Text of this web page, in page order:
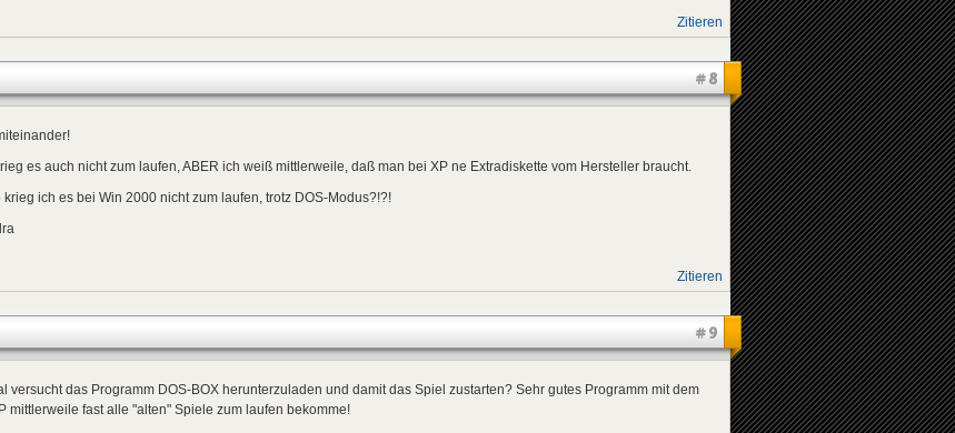
Zitieren
#8
es auch nicht zum laufen, ABER ich weiß mittlerweile, daß man bei XP ne Extradiskette vom Hersteller braucht.
krieg ich es bei Win 2000 nicht zum laufen, trotz DOS-Modus?!?!
Zitieren
#9
versucht das Programm DOS-BOX herunterzuladen und damit das Spiel zustarten? Sehr gutes Programm mit dem
mittlerweile fast alle "alten" Spiele zum laufen bekomme!